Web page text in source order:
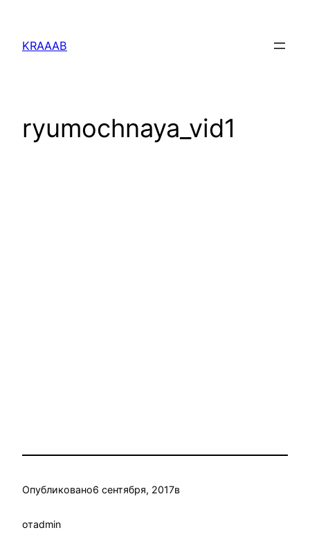
содержимому
KRAAAB
ryumochnaya_vid1
Опубликовано6 сентября, 2017в
отadmin